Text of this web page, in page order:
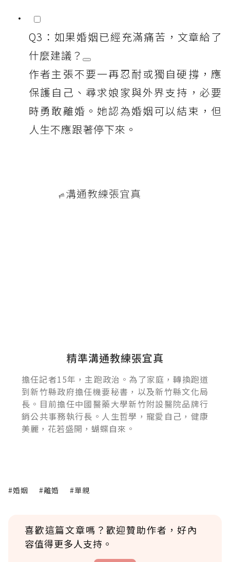
Q3：如果婚姻已經充滿痛苦，文章給了
什麼建議？
作者主張不要一再忍耐或獨自硬撐，應
保護自己、尋求娘家與外界支持，必要
時勇敢離婚。她認為婚姻可以結束，但
人生不應跟著停下來。
精準溝通教練張宜真
擔任記者15年，主跑政治。為了家庭，轉換跑道
到新竹縣政府擔任機要秘書，以及新竹縣文化局
長。目前擔任中國醫藥大學新竹附設醫院品牌行
銷公共事務執行長。人生哲學，寵愛自己，健康
美麗，花若盛開，蝴蝶自來。
#婚姻 #離婚 #單親
喜歡這篇文章嗎？歡迎贊助作者，好內
容值得更多人支持。